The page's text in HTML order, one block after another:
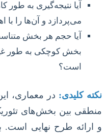
آیا نتیجه‌گیری به طور
می‌پردازد و آن‌ها را
آیا حجم هر بخش
بخش کوچکی به طور
است؟
نکته کلیدی: در معماری،
منطقی بین بخش‌های
و ارائه طرح نهایی است.